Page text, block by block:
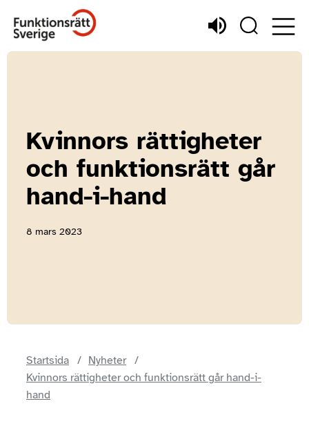
Kvinnors rättigheter
och funktionsrätt går
hand-i-hand
8 mars 2023
Startsida
Nyheter
Kvinnors rättigheter och funktionsrätt går hand-i-
hand